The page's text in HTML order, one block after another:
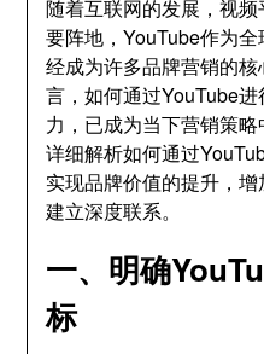
随着互联网的发展，视
要阵地，YouTube作为
经成为许多品牌营销的
言，如何通过YouTube
力，已成为当下营销策
详细解析如何通过
实现品牌价值的提升，
建立深度联系。
一、明确
标